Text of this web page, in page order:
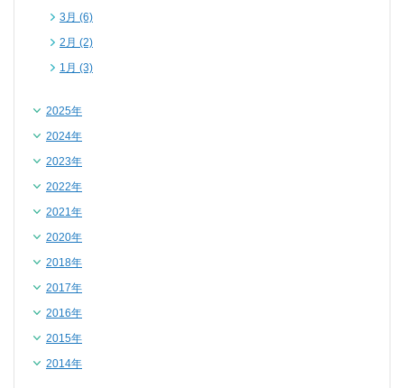
3月 (6)
2月 (2)
1月 (3)
2025年
2024年
2023年
2022年
2021年
2020年
2018年
2017年
2016年
2015年
2014年